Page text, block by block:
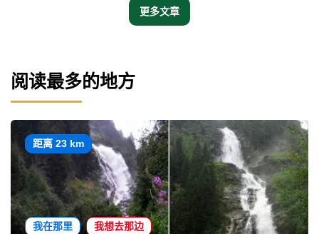
更多文章
阅读最多的地方
距离 23 km
我在那里 我想去那边